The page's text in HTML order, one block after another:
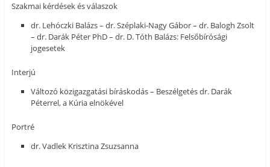
Szakmai kérdések és válaszok
dr. Lehóczki Balázs – dr. Széplaki-Nagy Gábor – dr. Balogh Zsolt
– dr. Darák Péter PhD – dr. D. Tóth Balázs: Felsőbírósági
jogesetek
Interjú
Változó közigazgatási bíráskodás – Beszélgetés dr. Darák
Péterrel, a Kúria elnökével
Portré
dr. Vadlek Krisztina Zsuzsanna